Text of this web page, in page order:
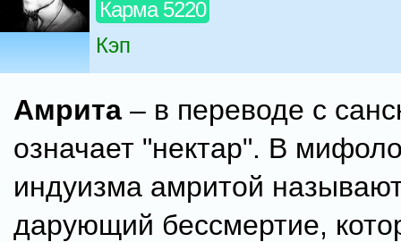
Карма 5220
Кэп
Амрита – в переводе с
означает "нектар". В
индуизма амритой
дарующий бессмертие,